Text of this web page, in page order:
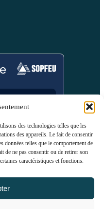
des technologies telles que les
des appareils. Le fait de consentir
données telles que le comportement de
de ne pas consentir ou de retirer son
caractéristiques et fonctions.
Élevé Extrême